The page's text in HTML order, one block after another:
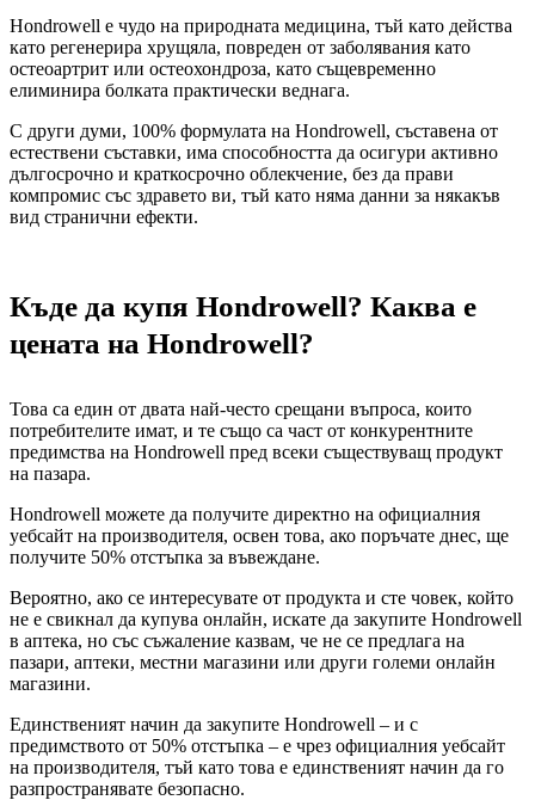
Hondrowell е чудо на природната медицина, тъй като действа
като регенерира хрущяла, повреден от заболявания като
остеоартрит или остеохондроза, като същевременно
елиминира болката практически веднага.
С други думи, 100% формулата на Hondrowell, съставена от
естествени съставки, има способността да осигури активно
дългосрочно и краткосрочно облекчение, без да прави
компромис със здравето ви, тъй като няма данни за някакъв
вид странични ефекти.
Къде да купя Hondrowell? Каква е
цената на Hondrowell?
Това са един от двата най-често срещани въпроса, които
потребителите имат, и те също са част от конкурентните
предимства на Hondrowell пред всеки съществуващ продукт
на пазара.
Hondrowell можете да получите директно на официалния
уебсайт на производителя, освен това, ако поръчате днес, ще
получите 50% отстъпка за въвеждане.
Вероятно, ако се интересувате от продукта и сте човек, който
не е свикнал да купува онлайн, искате да закупите Hondrowell
в аптека, но със съжаление казвам, че не се предлага на
пазари, аптеки, местни магазини или други големи онлайн
магазини.
Единственият начин да закупите Hondrowell – и с
предимството от 50% отстъпка – е чрез официалния уебсайт
на производителя, тъй като това е единственият начин да го
разпространявате безопасно.